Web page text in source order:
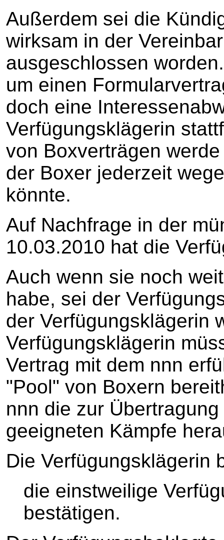
Außerdem sei die
wirksam in der
ausgeschlossen
um einen
doch eine
Verfügungsklägerin
von Boxverträgen
der Boxer jederzeit
könnte.
Auf Nachfrage in der
10.03.2010 hat die
Auch wenn sie noch
habe, sei der
der Verfügungsklägerin
Verfügungsklägerin
Vertrag mit dem nnn
"Pool" von Boxern
nnn die zur
geeigneten Kämpfe
Die Verfügungsklägerin
die einstweilige
bestätigen.